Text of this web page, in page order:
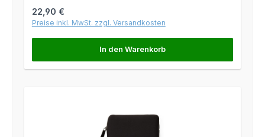
Regulärer Preis:
22,90 €
Preise inkl. MwSt. zzgl. Versandkosten
In den Warenkorb